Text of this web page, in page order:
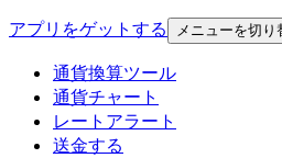
アプリをゲットする
メニューを切り
通貨換算ツール
通貨チャート
レートアラート
送金する